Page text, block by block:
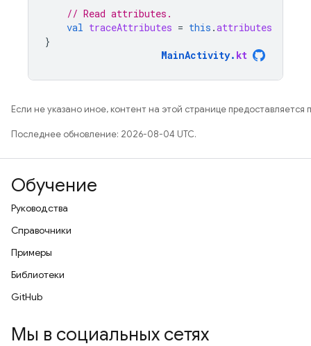
// Read attributes.
val traceAttributes = this .attributes
}
MainActivity. kt
Если не указано иное, контент на этой странице предоставляется
Последнее обновление: 2026-08-04 UTC.
Обучение
Руководства
Справочники
Примеры
Библиотеки
GitHub
Мы в социальных сетях